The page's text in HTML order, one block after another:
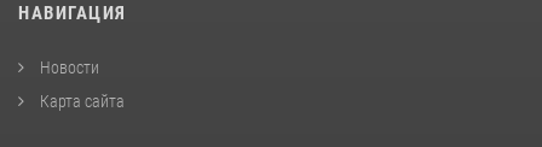
НАВИГАЦИЯ
Новости
Карта сайта